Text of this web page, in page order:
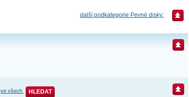
další podkategorie Pevné disky:
ve všech HLEDAT